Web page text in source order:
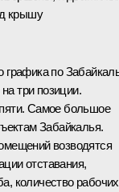
крышу
графика по
три позиции.
Самое большое
Забайкалья.
возводятся
отставания,
количество рабочих